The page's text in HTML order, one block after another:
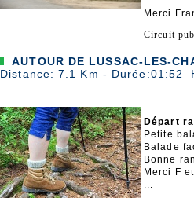
Merci
Circuit
AUTOUR DE LUSSAC-LES-
Distance: 7.1 Km - Durée:01:52
Départ
Petite
Balade
Bonne
Merci F
...